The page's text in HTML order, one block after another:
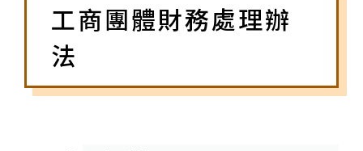
工商團體財務處理辦
法